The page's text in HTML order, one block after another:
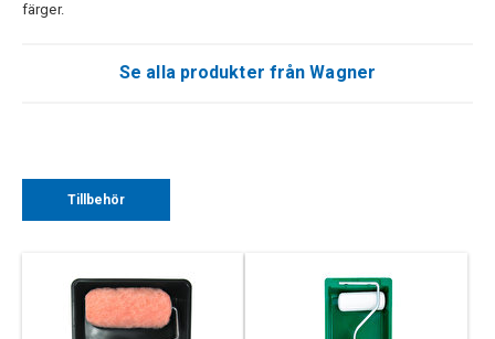
färger.
Se alla produkter från Wagner
Tillbehör